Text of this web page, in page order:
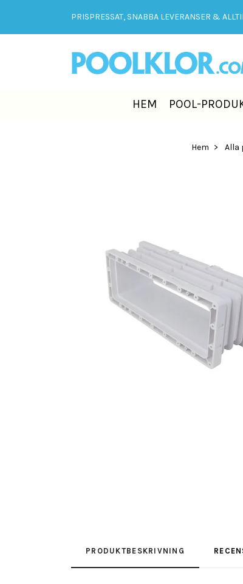
PRISPRESSAT, SNABBA LEVERANSER &
HEM POOL-
Hem Alla
PRODUKTBESKRIVNING